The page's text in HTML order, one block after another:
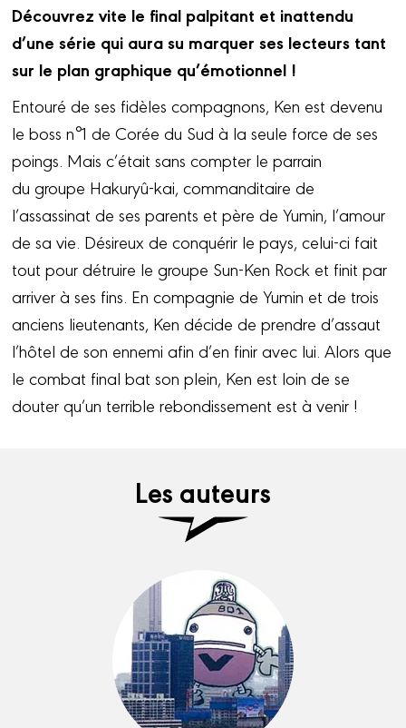
Découvrez vite le final palpitant et inattendu
d’une série qui aura su marquer ses lecteurs tant
sur le plan graphique qu’émotionnel !
Entouré de ses fidèles compagnons, Ken est devenu
le boss n°1 de Corée du Sud à la seule force de ses
poings. Mais c’était sans compter le parrain
du groupe Hakuryû-kai, commanditaire de
l’assassinat de ses parents et père de Yumin, l’amour
de sa vie. Désireux de conquérir le pays, celui-ci fait
tout pour détruire le groupe Sun-Ken Rock et finit par
arriver à ses fins. En compagnie de Yumin et de trois
anciens lieutenants, Ken décide de prendre d’assaut
l’hôtel de son ennemi afin d’en finir avec lui. Alors que
le combat final bat son plein, Ken est loin de se
douter qu’un terrible rebondissement est à venir !
Les auteurs